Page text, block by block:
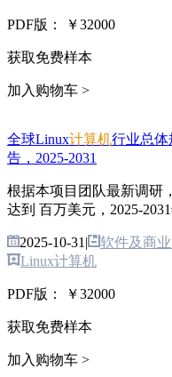
PDF版： ￥32000
获取免费样本
加入购物车 >
全球Linux计算机行业总体
告，2025-2031
根据本项目团队最新调研
达到 百万美元，2025-
2025-10-31 | 软件及商
Linux计算机
PDF版： ￥32000
获取免费样本
加入购物车 >